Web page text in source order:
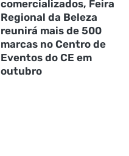
comercializados, Feira
Regional da Beleza
reunirá mais de 500
marcas no Centro de
Eventos do CE em
outubro